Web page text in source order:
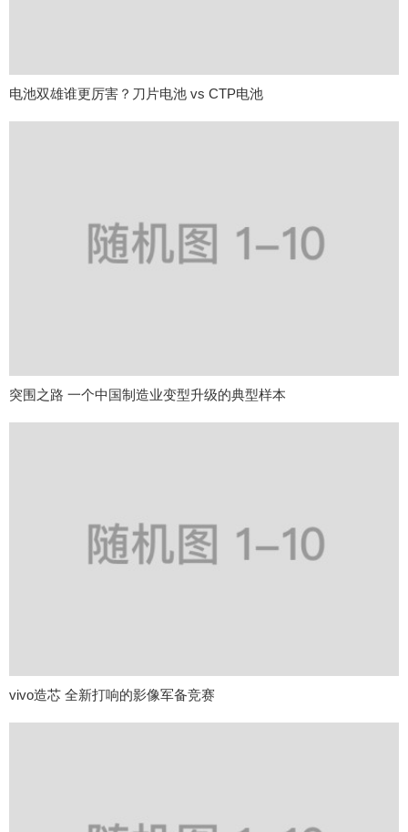
电池双雄谁更厉害？刀片电池 vs CTP电池
突围之路 一个中国制造业变型升级的典型样本
vivo造芯 全新打响的影像军备竞赛